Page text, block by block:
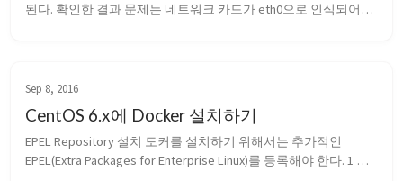
된다. 확인한 결과 문제는 네트워크 카드가 eth0으로 인식되어야
Sep 8, 2016
CentOS 6.x에 Docker 설치하기
EPEL Repository 설치 도커를 설치하기 위해서는 추가적인
rp m−iUvhhttp://dl . fe doraproje ct.org/p ub /ep l 6/ 866 4 /